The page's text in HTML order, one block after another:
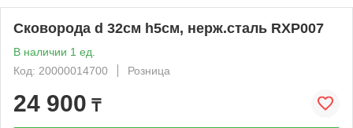
Сковорода d 32см h5см, нерж.сталь RXP007
В наличии 1 ед.
Код: 20000014700
Розница
24 900 ₸